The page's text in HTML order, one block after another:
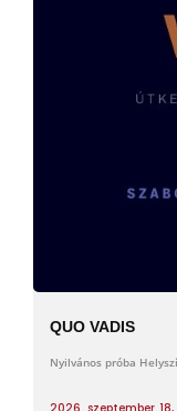
QUO VADIS
Nyilvános próba